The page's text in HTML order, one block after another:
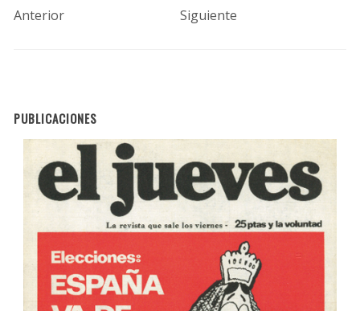
Anterior Siguiente
PUBLICACIONES